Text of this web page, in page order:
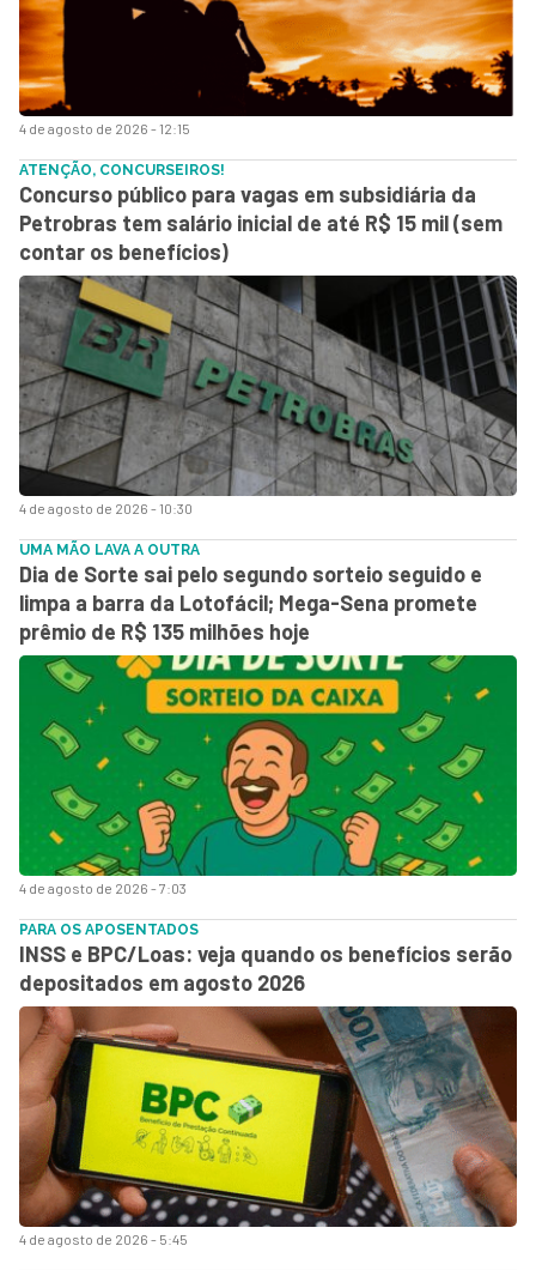
4 de agosto de 2026 - 12:15
4 de agosto de 2026 - 10:30
ATENÇÃO, CONCURSEIROS!
Concurso público para vagas em subsidiária da
Petrobras tem salário inicial de até R$ 15 mil (sem
contar os benefícios)
4 de agosto de 2026 - 7:03
UMA MÃO LAVA A OUTRA
Dia de Sorte sai pelo segundo sorteio seguido e
limpa a barra da Lotofácil; Mega-Sena promete
prêmio de R$ 135 milhões hoje
4 de agosto de 2026 - 5:45
PARA OS APOSENTADOS
INSS e BPC/Loas: veja quando os benefícios serão
depositados em agosto 2026